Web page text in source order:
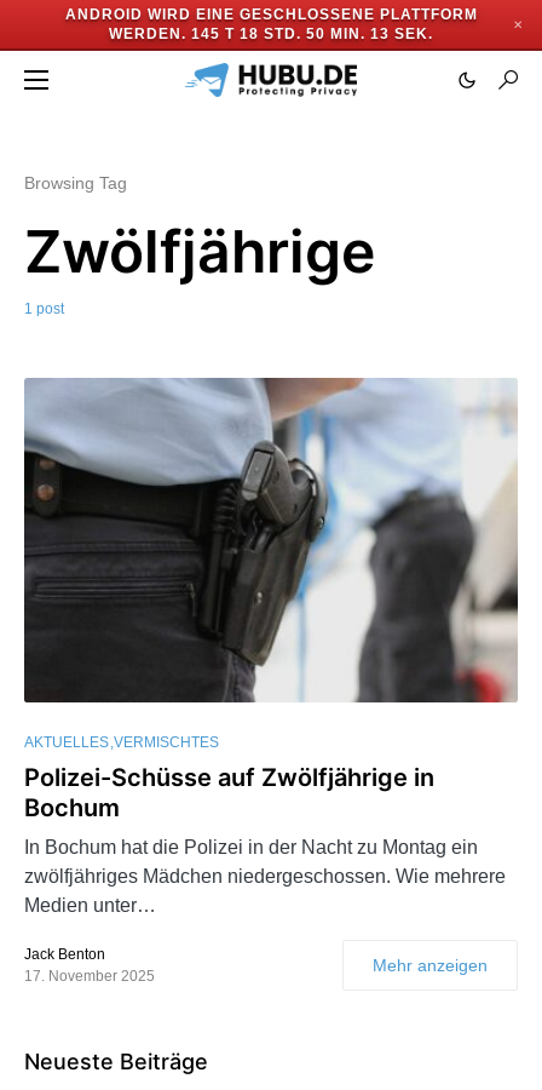
ANDROID WIRD EINE GESCHLOSSENE PLATTFORM
WERDEN. 145 T 18 STD. 50 MIN. 12 SEK.
✕
Browsing Tag
Zwölfjährige
1 post
AKTUELLES VERMISCHTES
Polizei-Schüsse auf Zwölfjährige in
Bochum
In Bochum hat die Polizei in der Nacht zu Montag ein
zwölfjähriges Mädchen niedergeschossen. Wie mehrere
Medien unter…
Jack Benton
17. November 2025
Mehr anzeigen
Neueste Beiträge